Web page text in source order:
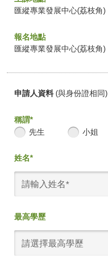
匯縱專業發展中心(荔枝角)
報名地點
匯縱專業發展中心(荔枝角)
申請人資料 (與身份證相同)
稱謂*
先生
小姐
姓名*
最高學歷
請選擇最高學歷